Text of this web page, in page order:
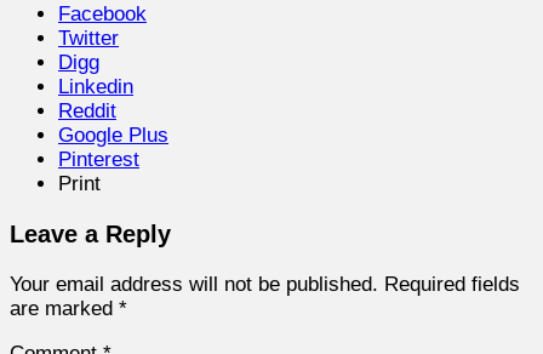
Facebook
Twitter
Digg
Linkedin
Reddit
Google Plus
Pinterest
Print
Leave a Reply
Your email address will not be published. Required fields
are marked *